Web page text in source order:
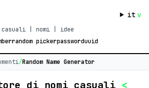
it v
casuali | nomi | idee
random pickerpassworduuid
/Random Name Generator
di nomi casuali <